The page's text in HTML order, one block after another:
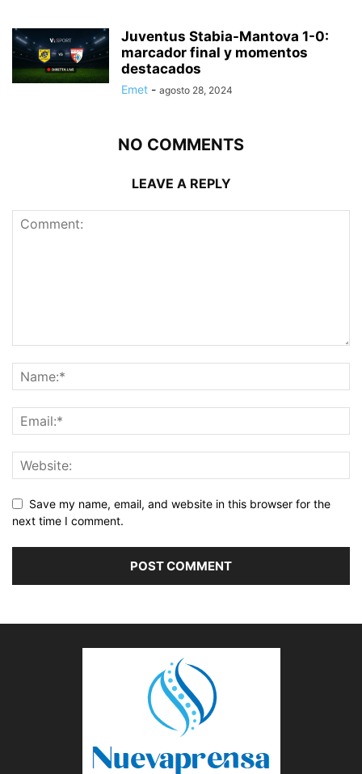
Juventus Stabia-Mantova 1-0:
marcador final y momentos
destacados
Emet - agosto 28, 2024
NO COMMENTS
LEAVE A REPLY
Save my name, email, and website in this browser for the
next time I comment.